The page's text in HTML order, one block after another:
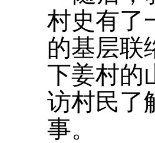
村史有了
的基层联
下姜村的
访村民了
事。